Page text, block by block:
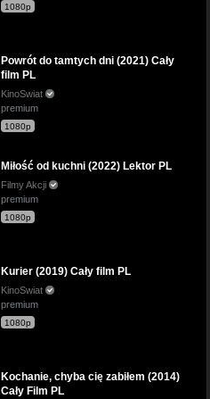
1080p
Powrót do tamtych dni (2021) Cały
film PL
KinoSwiat
premium
1080p
Miłość od kuchni (2022) Lektor PL
Filmy Akcji
premium
1080p
Kurier (2019) Cały film PL
KinoSwiat
premium
1080p
Kochanie, chyba cię zabiłem (2014)
Cały Film PL